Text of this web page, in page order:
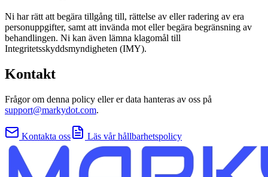
Ni har rätt att begära tillgång till, rättelse av eller radering av era
personuppgifter, samt att invända mot eller begära begränsning av
behandlingen. Ni kan även lämna klagomål till
Integritetsskyddsmyndigheten (IMY).
Kontakt
Frågor om denna policy eller er data hanteras av oss på
support@markydot.com.
Kontakta oss Läs vår hållbarhetspolicy